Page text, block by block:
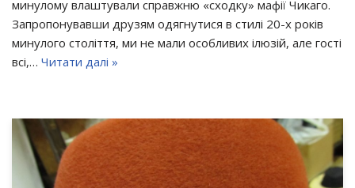
минулому влаштували справжню «сходку» мафії Чикаго.
Запропонувавши друзям одягнутися в стилі 20-х років
минулого століття, ми не мали особливих ілюзій, але гості
всі,… Читати далі »